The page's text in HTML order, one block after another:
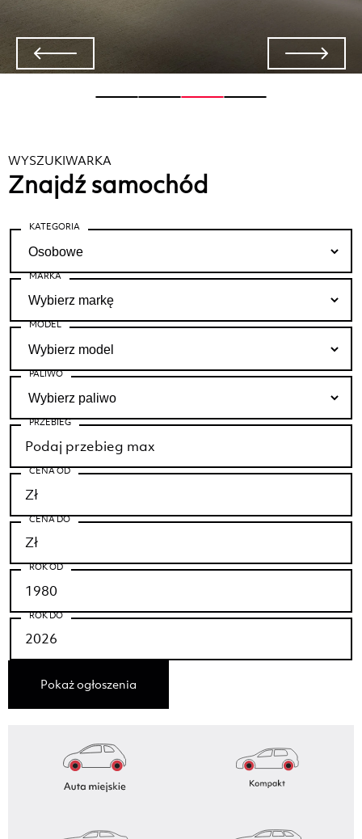
WYSZUKIWARKA
Znajdź samochód
KATEGORIA
MARKA
MODEL
PALIWO
PRZEBIEG
CENA OD
CENA DO
ROK OD
ROK DO
Pokaż ogłoszenia